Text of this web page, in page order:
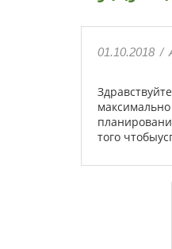
01.10.2018 /
того